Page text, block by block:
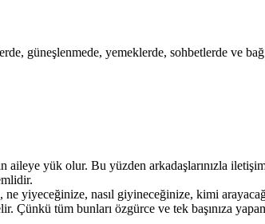
güneşlenmede, yemeklerde, sohbetlerde ve
yük olur. Bu yüzden arkadaşlarınızla
yiyeceğinize, nasıl giyineceğinize, kimi
Çünkü tüm bunları özgürce ve tek başınıza